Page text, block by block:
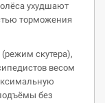
ухудшают
торможения
скутера),
весом
без